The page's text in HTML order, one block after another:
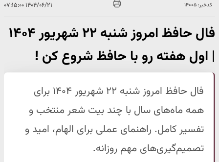
کدخبر: ۱۴۰۰۵ ۱۴۰۴/۰۶/۲۱ ۰۷:۱۵:۰۰
فال حافظ امروز شنبه ۲۲ شهریور ۱۴۰۴
| اول هفته رو با حافظ شروع کن !
فال حافظ امروز شنبه ۲۲ شهریور ۱۴۰۴ برای
همه ماه‌های سال با چند بیت شعر منتخب و
تفسیر کامل. راهنمای عملی برای الهام، امید و
تصمیم‌گیری‌های مهم روزانه.